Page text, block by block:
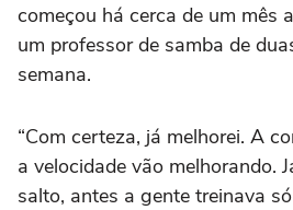
começou há cerca de um mês
um professor de samba de
semana.
“Com certeza, já melhorei. A
a velocidade vão melhorando.
salto, antes a gente treinava